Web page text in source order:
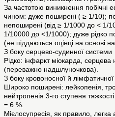
За частотою виникнення побічні
чином: дуже поширені ( ≥ 1/10);
непоширені (від ≥ 1/1000 до <
1/10000 до <1/1000); дуже рідко
(не піддаються оцінці на основі
З боку серцево-судинної системи
Рідко: інфаркт міокарда, серцева
(переважно надшлуночкова).
З боку кровоносної й
Широко поширені: лейкопенія,
нейтропенія 3-го ступеня
= 6 %.
Мієлосупресія, як правило,